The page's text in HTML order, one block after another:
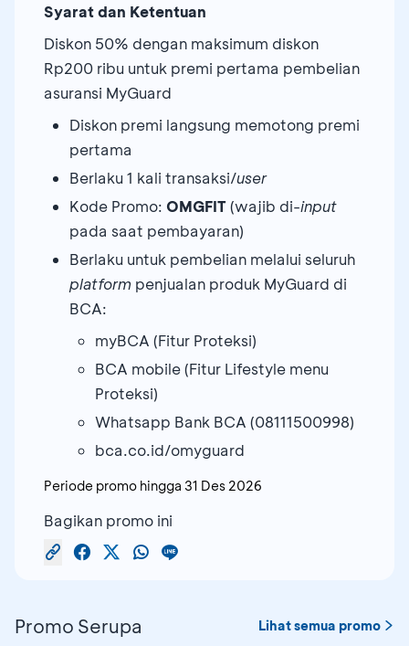
Syarat dan Ketentuan
Diskon 50% dengan maksimum diskon
Rp200 ribu untuk premi pertama pembelian
asuransi MyGuard
Diskon premi langsung memotong premi
pertama
Berlaku 1 kali transaksi/user
Kode Promo: OMGFIT(wajib di-input
pada saat pembayaran)
Berlaku untuk pembelian melalui seluruh
platform penjualan produk MyGuard di
BCA:
myBCA (Fitur Proteksi)
BCA mobile (Fitur Lifestyle menu
Proteksi)
Whatsapp Bank BCA (08111500998)
bca.co.id/omyguard
Periode promo hingga 31 Des 2026
Bagikan promo ini
Promo Serupa Lihat semua promo